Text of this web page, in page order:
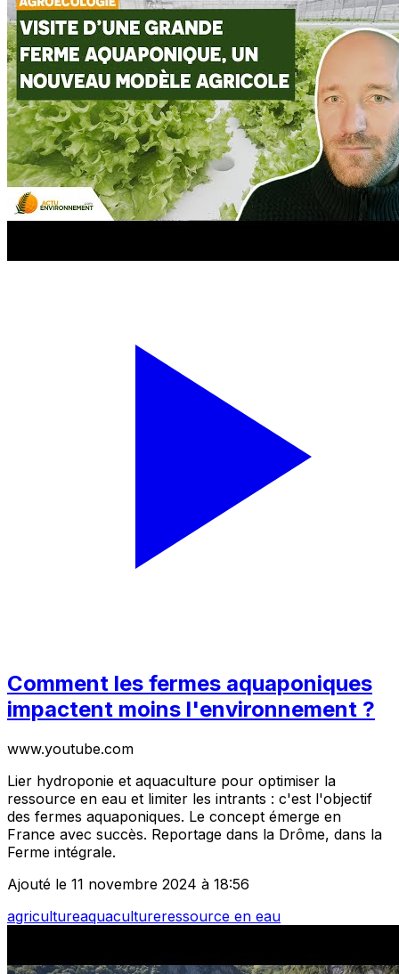
Comment les fermes aquaponiques
impactent moins l'environnement ?
www.youtube.com
Lier hydroponie et aquaculture pour optimiser la
ressource en eau et limiter les intrants : c'est l'objectif
des fermes aquaponiques. Le concept émerge en
France avec succès. Reportage dans la Drôme, dans la
Ferme intégrale.
Ajouté le 11 novembre 2024 à 18:56
agricultureaquacultureressource en eau